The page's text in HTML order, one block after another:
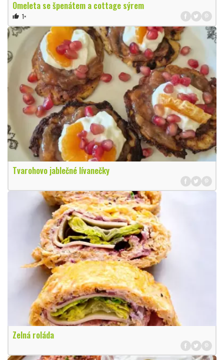
Omeleta se špenátem a cottage sýrem
thumb_up 1×
Tvarohovo jablečné lívanečky
Zelná roláda